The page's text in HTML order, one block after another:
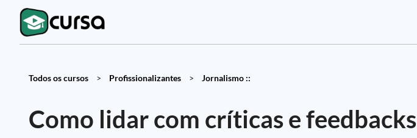
Todos os cursos > Profissionalizantes > Jornalismo ::
Como lidar com críticas e feedbacks